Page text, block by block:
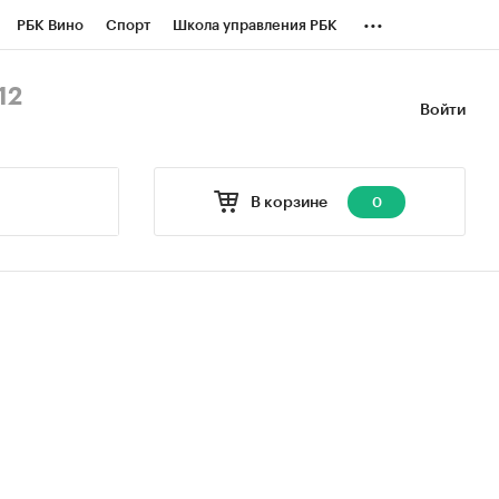
РБК Вино Спорт Школа управления РБК ...
Войти
В корзине 0